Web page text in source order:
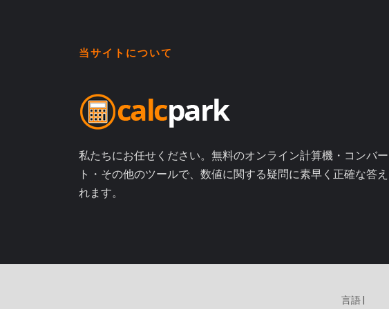
当サイトについて
私たちにお任せください。無料のオンライン計算機・コンバ
ト・その他のツールで、数値に関する疑問に素早く正確な答
れます。
言語 |